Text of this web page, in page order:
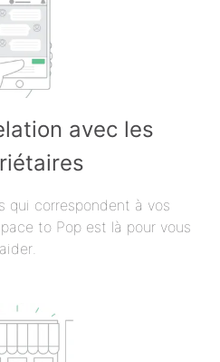
avec les
qui correspondent à vos
to Pop est là pour vous
aider.